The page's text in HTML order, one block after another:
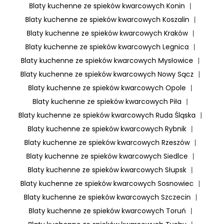
Blaty kuchenne ze spieków kwarcowych Konin |
Blaty kuchenne ze spieków kwarcowych Koszalin |
Blaty kuchenne ze spieków kwarcowych Kraków |
Blaty kuchenne ze spieków kwarcowych Legnica |
Blaty kuchenne ze spieków kwarcowych Mysłowice |
Blaty kuchenne ze spieków kwarcowych Nowy Sącz |
Blaty kuchenne ze spieków kwarcowych Opole |
Blaty kuchenne ze spieków kwarcowych Piła |
Blaty kuchenne ze spieków kwarcowych Ruda Śląska |
Blaty kuchenne ze spieków kwarcowych Rybnik |
Blaty kuchenne ze spieków kwarcowych Rzeszów |
Blaty kuchenne ze spieków kwarcowych Siedlce |
Blaty kuchenne ze spieków kwarcowych Słupsk |
Blaty kuchenne ze spieków kwarcowych Sosnowiec |
Blaty kuchenne ze spieków kwarcowych Szczecin |
Blaty kuchenne ze spieków kwarcowych Toruń |